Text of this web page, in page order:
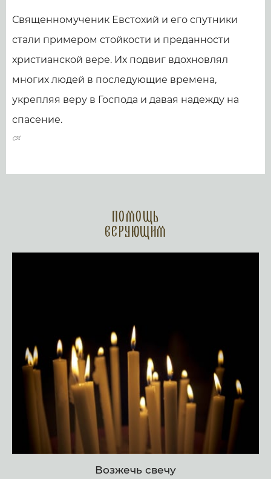
Священномученик Евстохий и его спутники
стали примером стойкости и преданности
христианской вере. Их подвиг вдохновлял
многих людей в последующие времена,
укрепляя веру в Господа и давая надежду на
спасение.
Помощь
верующим
Возжечь свечу